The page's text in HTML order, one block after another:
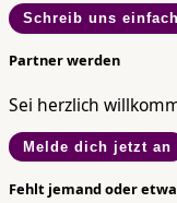
Schreib uns einfach
Partner werden
Sei herzlich
Melde dich jetzt an
Fehlt jemand oder